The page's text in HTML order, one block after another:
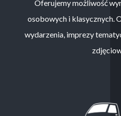
Oferujemy możliwość
osobowych i klasycznych.
wydarzenia, imprezy